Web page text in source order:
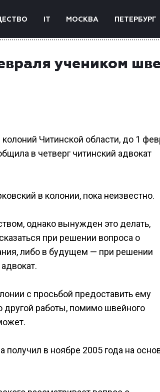
IT МОСКВА ПЕТЕРБУРГ
учеником
Читинской области, до 1
в четверг читинский адвокат
в колонии, пока неизвестно.
однако вынужден это делать,
при решении вопроса о
либо в будущем — при решении
с просьбой предоставить ему
другой работы, помимо швейного
в ноябре 2005 года на